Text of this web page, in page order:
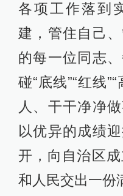
各项工作落到
建，管住自己
的每一位同志
碰“底线”“红线
人、干干净净
以优异的成绩
开，向自治区
和人民交出一份